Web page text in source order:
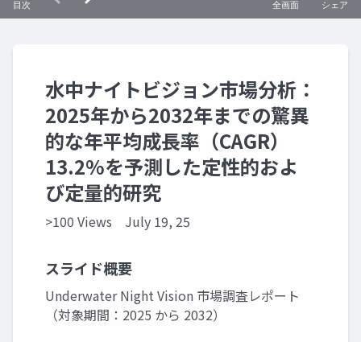
水中ナイトビジョン市場分析：
2025年から2032年までの驚異
的な年平均成長率（CAGR）
13.2%を予測した定性的およ
び定量的研究
>100 Views July 19, 25
スライド概要
Underwater Night Vision 市場調査レポート
（対象期間：2025 から 2032）